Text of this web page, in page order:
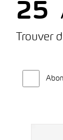
25
Trouver